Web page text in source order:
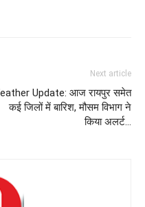
Next article
Update: आज रायपुर समेत
कई जिलों में बारिश, मौसम विभाग ने
किया अलर्ट…